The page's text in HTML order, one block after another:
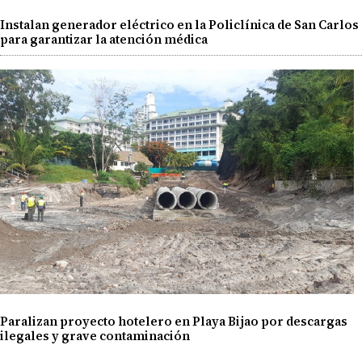
Instalan generador eléctrico en la Policlínica de San Carlos
para garantizar la atención médica
Paralizan proyecto hotelero en Playa Bijao por descargas
ilegales y grave contaminación